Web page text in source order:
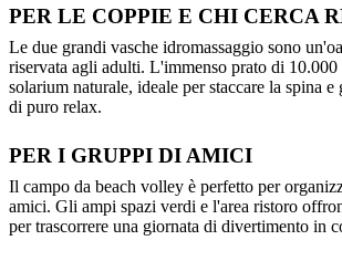
PER LE COPPIE E CHI CERCA
Le due grandi vasche idromassaggio sono
riservata agli adulti. L'immenso prato di 10.000
solarium naturale, ideale per staccare la spina e
di puro relax.
PER I GRUPPI DI AMICI
Il campo da beach volley è perfetto per
amici. Gli ampi spazi verdi e l'area ristoro
per trascorrere una giornata di divertimento in